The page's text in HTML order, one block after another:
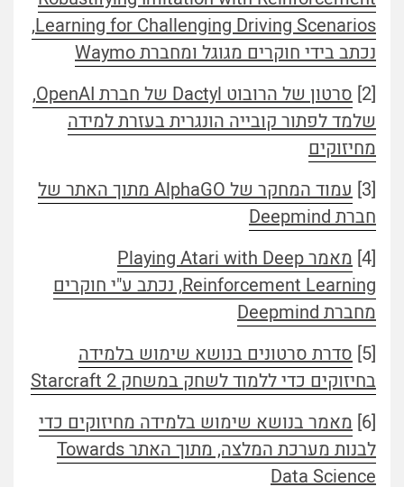
Learning for Challenging Driving Scenarios,
נכתב בידי חוקרים מגוגל ומחברת Waymo
[2]
סרטון של הרובוט Dactyl של חברת OpenAI,
שלמד לפתור קובייה הונגרית בעזרת למידה
מחיזוקים
[3]
עמוד המחקר של AlphaGO מתוך האתר של
חברת Deepmind
[4]
מאמר Playing Atari with Deep
Reinforcement Learning, נכתב ע"י חוקרים
מחברת Deepmind
[5]
סדרת סרטונים בנושא שימוש בלמידה
בחיזוקים כדי ללמוד לשחק במשחק Starcraft 2
[6]
מאמר בנושא שימוש בלמידה מחיזוקים כדי
לבנות מערכת המלצה, מתוך האתר Towards
Data Science